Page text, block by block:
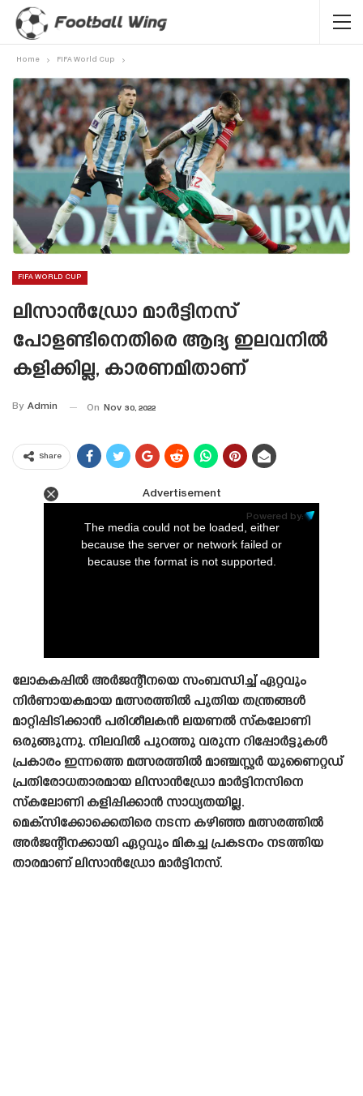
Home FIFA World Cup
FIFA WORLD CUP
ലിസാൻഡ്രോ മാർട്ടിനസ്
പോളണ്ടിനെതിരെ ആദ്യ ഇലവനിൽ
കളിക്കില്ല, കാരണമിതാണ്
By Admin On Nov 30, 2022
Share
Advertisement
Powered by:
The media could not be loaded, either
because the server or network failed or
because the format is not supported.
ലോകകപ്പിൽ അർജന്റീനയെ സംബന്ധിച്ച് ഏറ്റവും
നിർണായകമായ മത്സരത്തിൽ പുതിയ തന്ത്രങ്ങൾ
മാറ്റിപ്പിടിക്കാൻ പരിശീലകൻ ലയണൽ സ്‌കലോണി
ഒരുങ്ങുന്നു. നിലവിൽ പുറത്തു വരുന്ന റിപ്പോർട്ടുകൾ
പ്രകാരം ഇന്നത്തെ മത്സരത്തിൽ മാഞ്ചസ്റ്റർ യുണൈറ്റഡ്
പ്രതിരോധതാരമായ ലിസാൻഡ്രോ മാർട്ടിനസിനെ
സ്‌കലോണി കളിപ്പിക്കാൻ സാധ്യതയില്ല.
മെക്‌സിക്കോക്കെതിരെ നടന്ന കഴിഞ്ഞ മത്സരത്തിൽ
അർജന്റീനക്കായി ഏറ്റവും മികച്ച പ്രകടനം നടത്തിയ
താരമാണ് ലിസാൻഡ്രോ മാർട്ടിനസ്.